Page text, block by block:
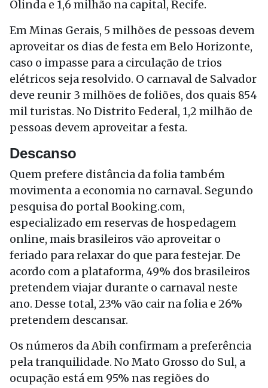
Olinda e 1,6 milhão na capital, Recife.
Em Minas Gerais, 5 milhões de pessoas devem
aproveitar os dias de festa em Belo Horizonte,
caso o impasse para a circulação de trios
elétricos seja resolvido. O carnaval de Salvador
deve reunir 3 milhões de foliões, dos quais 854
mil turistas. No Distrito Federal, 1,2 milhão de
pessoas devem aproveitar a festa.
Descanso
Quem prefere distância da folia também
movimenta a economia no carnaval. Segundo
pesquisa do portal Booking.com,
especializado em reservas de hospedagem
online, mais brasileiros vão aproveitar o
feriado para relaxar do que para festejar. De
acordo com a plataforma, 49% dos brasileiros
pretendem viajar durante o carnaval neste
ano. Desse total, 23% vão cair na folia e 26%
pretendem descansar.
Os números da Abih confirmam a preferência
pela tranquilidade. No Mato Grosso do Sul, a
ocupação está em 95% nas regiões do